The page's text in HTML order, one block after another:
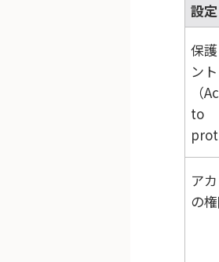
設定
保
ント
（
to
ア
の